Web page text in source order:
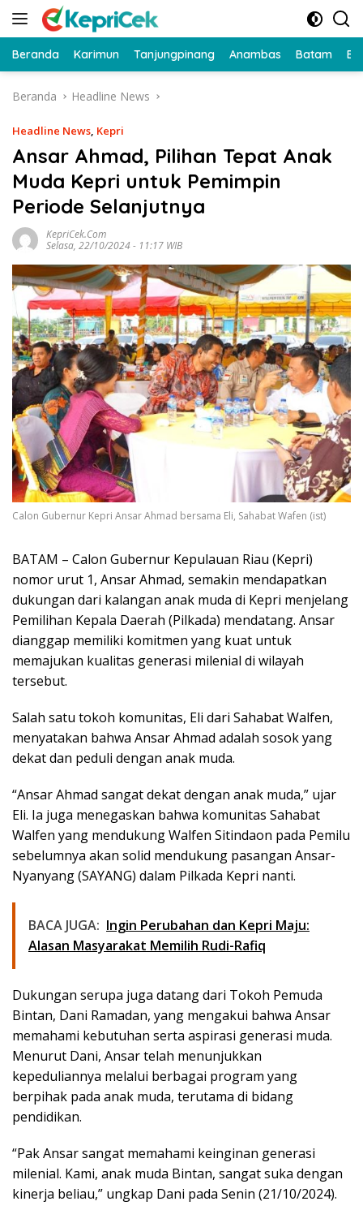
Langsung
Beranda Karimun Tanjungpinang Anambas Batam
Beranda Headline News
Headline News, Kepri
Ansar Ahmad, Pilihan Tepat Anak
Muda Kepri untuk Pemimpin
Periode Selanjutnya
KepriCek.com
Selasa, 22/10/2024 - 11:17 WIB
Calon Gubernur Kepri Ansar Ahmad bersama Eli, Sahabat Wafen (ist)
BATAM – Calon Gubernur Kepulauan Riau (Kepri)
nomor urut 1, Ansar Ahmad, semakin mendapatkan
dukungan dari kalangan anak muda di Kepri menjelang
Pemilihan Kepala Daerah (Pilkada) mendatang. Ansar
dianggap memiliki komitmen yang kuat untuk
memajukan kualitas generasi milenial di wilayah
tersebut.
Salah satu tokoh komunitas, Eli dari Sahabat Walfen,
menyatakan bahwa Ansar Ahmad adalah sosok yang
dekat dan peduli dengan anak muda.
“Ansar Ahmad sangat dekat dengan anak muda,” ujar
Eli. Ia juga menegaskan bahwa komunitas Sahabat
Walfen yang mendukung Walfen Sitindaon pada Pemilu
sebelumnya akan solid mendukung pasangan Ansar-
Nyanyang (SAYANG) dalam Pilkada Kepri nanti.
BACA JUGA: Ingin Perubahan dan Kepri Maju:
Alasan Masyarakat Memilih Rudi-Rafiq
Dukungan serupa juga datang dari Tokoh Pemuda
Bintan, Dani Ramadan, yang mengakui bahwa Ansar
memahami kebutuhan serta aspirasi generasi muda.
Menurut Dani, Ansar telah menunjukkan
kepeduliannya melalui berbagai program yang
berpihak pada anak muda, terutama di bidang
pendidikan.
“Pak Ansar sangat memahami keinginan generasi
milenial. Kami, anak muda Bintan, sangat suka dengan
kinerja beliau,” ungkap Dani pada Senin (21/10/2024).